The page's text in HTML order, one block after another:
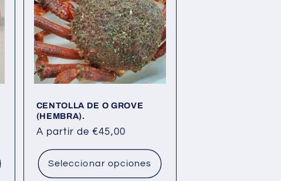
CENTOLLA DE O GROVE
(HEMBRA).
Precio
A partir de €45,00
Seleccionar opciones